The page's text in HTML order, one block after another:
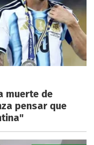
muerte de
pensar que